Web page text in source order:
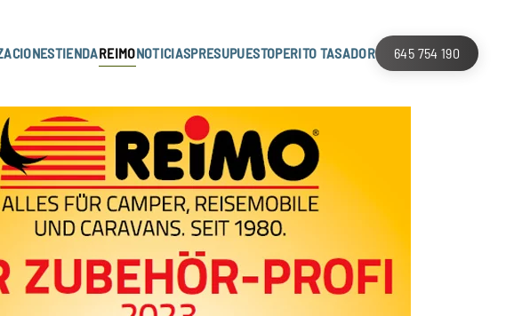
TIENDAREIMONOTICIASPRESUPUESTOPERITO TASADOR 645 754 190